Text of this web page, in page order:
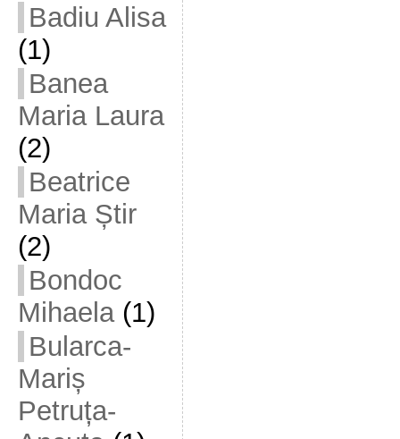
Badiu Alisa
(1)
Banea
Maria Laura
(2)
Beatrice
Maria Știr
(2)
Bondoc
Mihaela(1)
Bularca-
Mariș
Petruța-